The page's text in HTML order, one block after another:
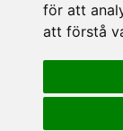
för att
att förstå
I butiken i Lund
City presentkort